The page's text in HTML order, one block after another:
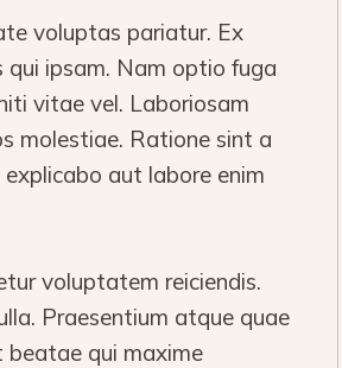
voluptas pariatur. Ex
qui ipsam. Nam optio fuga
vitae vel. Laboriosam
molestiae. Ratione sint a
aut labore enim
voluptatem reiciendis.
Praesentium atque quae
beatae qui maxime